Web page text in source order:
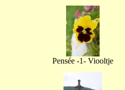
Pensée -1- Viooltje